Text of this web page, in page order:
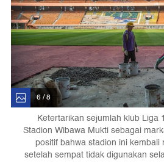
6 / 8
Ketertarikan sejumlah klub Liga
Stadion Wibawa Mukti sebagai
positif bahwa stadion ini kembali
setelah sempat tidak digunakan